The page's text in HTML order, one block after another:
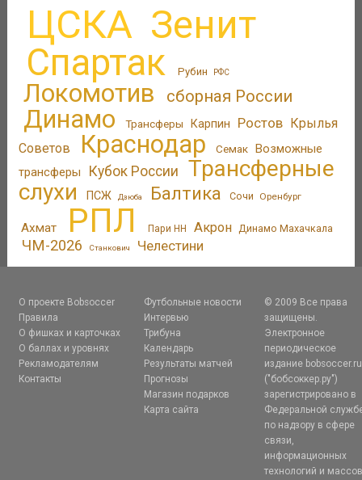
ЦСКА Зенит
Спартак Рубин РФС
Локомотив сборная России
Динамо Трансферы Карпин Ростов Крылья
Советов
Краснодар Семак Возможные
трансферы
Кубок России
Трансферные
слухи
ПСЖ Дзюба Балтика Сочи Оренбург
Ахмат РПЛ Пари НН Акрон Динамо Махачкала
ЧМ-2026 Станкович Челестини
О проекте Bobsoccer
Правила
О фишках и карточках
О баллах и уровнях
Рекламодателям
Контакты
Футбольные новости
Интервью
Трибуна
Календарь
Результаты матчей
Прогнозы
Магазин подарков
Карта сайта
© 2009 Все права
защищены.
Электронное
периодическое
издание bobsoccer.ru
("бобсоккер.ру")
зарегистрировано в
Федеральной
по надзору в сфере
связи,
информационных
технологий и